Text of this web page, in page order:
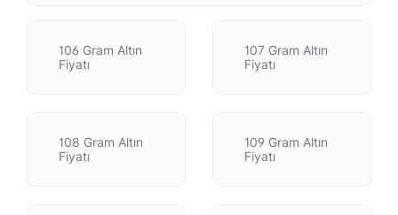
106 Gram Altın
Fiyatı
107 Gram Altın
Fiyatı
108 Gram Altın
Fiyatı
109 Gram Altın
Fiyatı